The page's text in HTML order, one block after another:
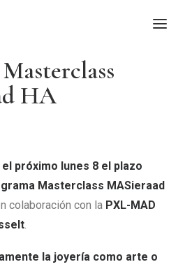
CONTEMPORÁNEA
Masterclass
d HA
próximo lunes 8 el plazo
Masterclass MASieraad
colaboración con la PXL-MAD
.
la joyería como arte o